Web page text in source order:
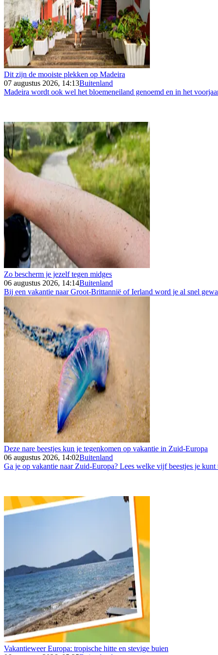
Dit zijn de mooiste plekken op Madeira
07 augustus 2026, 14:13Buitenland
Madeira wordt ook wel het bloemeneiland genoemd en in het
Zo bescherm je jezelf tegen midges
06 augustus 2026, 14:14Buitenland
Bij een vakantie naar Groot-Brittannië of Ierland word je al snel
Deze nare beestjes kun je tegenkomen op vakantie in Zuid-Europa
06 augustus 2026, 14:02Buitenland
Ga je op vakantie naar Zuid-Europa? Lees welke vijf beestjes je kunt
Vakantieweer Europa: tropische hitte en stevige buien